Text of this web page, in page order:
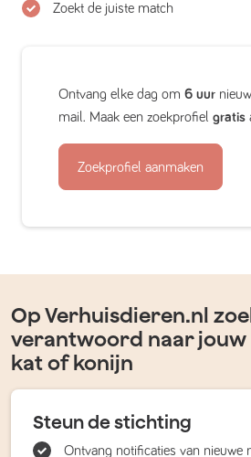
Zoekt de juiste match
Ontvang elke dag om 6 uur
mail. Maak een zoekprofiel gratis
Zoekprofiel aanmaken
Op Verhuisdieren.nl
verantwoord naar jouw
kat of konijn
Steun de stichting
Ontvang notificaties van nieuwe